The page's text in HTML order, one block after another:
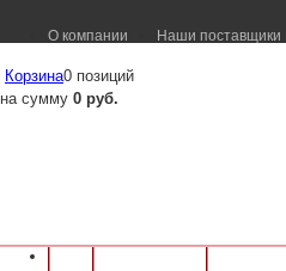
О компании Наши поставщики
Корзина0 позиций
на сумму 0 руб.
Оборудование для ресторанов и кафе